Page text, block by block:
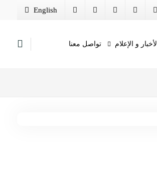
English
الأخبار و الإعلام تواصل معنا